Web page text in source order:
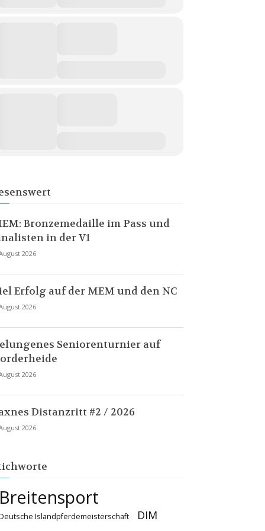
Bronzemedaille im Pass und
in der V1
2026
Erfolg auf der MEM und den NC
2026
Seniorenturnier auf
2026
Distanzritt #2 / 2026
2026
Breitensport
Islandpferdemeisterschaft DIM